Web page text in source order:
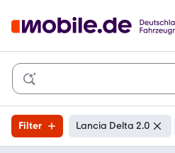
Filter Lancia Delta 2.0